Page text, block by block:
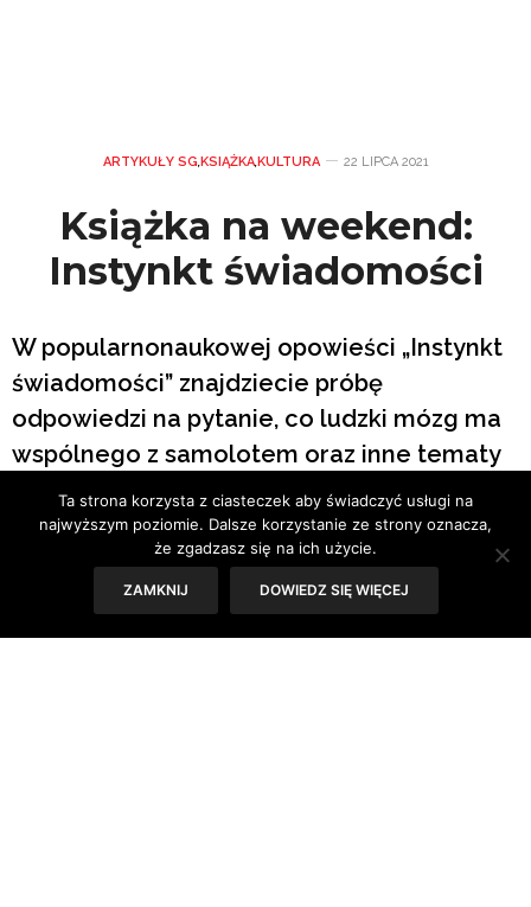
ARTYKUŁY SG KSIĄŻKA,KULTURA 22 LIPCA 2021
Książka na weekend:
Instynkt świadomości
W popularnonaukowej opowieści „Instynkt
świadomości” znajdziecie próbę
odpowiedzi na pytanie, co ludzki mózg ma
wspólnego z samolotem oraz inne tematy
dotykające natury naszej świadomości.
Tekst: Sylwia Skorstad
Ta strona korzysta z ciasteczek aby świadczyć usługi na
najwyższym poziomie. Dalsze korzystanie ze strony oznacza,
że zgadzasz się na ich użycie.
ZAMKNIJ DOWIEDZ SIĘ WIĘCEJ